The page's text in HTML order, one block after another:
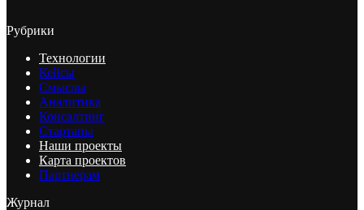
Рубрики
Технологии
Кейсы
Смыслы
Аналитика
Консалтинг
Стартапы
Наши проекты
Карта проектов
Партнерам
Журнал